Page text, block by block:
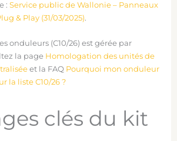
: Service public de Wallonie – Panneaux
& Play (31/03/2025).
onduleurs (C10/26) est gérée par
la page Homologation des unités de
et la FAQ Pourquoi mon onduleur
la liste C10/26 ?
clés du kit